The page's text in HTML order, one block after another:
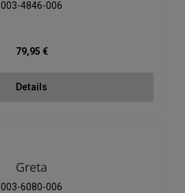
003-4846-006
Regulärer Preis:
79,95 €
Details
Greta
003-6080-006